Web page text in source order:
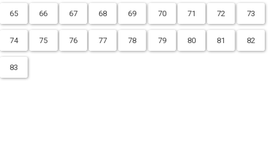
65 66 67 68 69 70 71 72 73
74 75 76 77 78 79 80 81 82
83